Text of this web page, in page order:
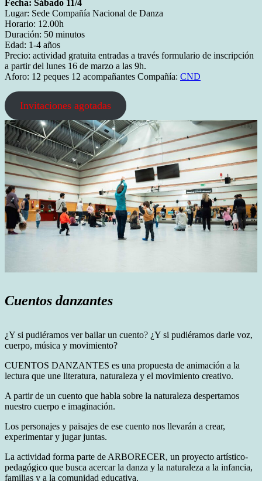
Fecha: Sábado 11/4
Lugar: Sede Compañía Nacional de Danza
Horario: 12.00h
Duración: 50 minutos
Edad: 1-4 años
Precio: actividad gratuita entradas a través formulario de inscripción
a partir del lunes 16 de marzo a las 9h.
Aforo: 12 peques 12 acompañantes Compañía: CND
Invitaciones agotadas
Cuentos danzantes
¿Y si pudiéramos ver bailar un cuento? ¿Y si pudiéramos darle voz,
cuerpo, música y movimiento?
CUENTOS DANZANTES es una propuesta de animación a la
lectura que une literatura, naturaleza y el movimiento creativo.
A partir de un cuento que habla sobre la naturaleza despertamos
nuestro cuerpo e imaginación.
Los personajes y paisajes de ese cuento nos llevarán a crear,
experimentar y jugar juntas.
La actividad forma parte de ARBORECER, un proyecto artístico-
pedagógico que busca acercar la danza y la naturaleza a la infancia,
familias y a la comunidad educativa.